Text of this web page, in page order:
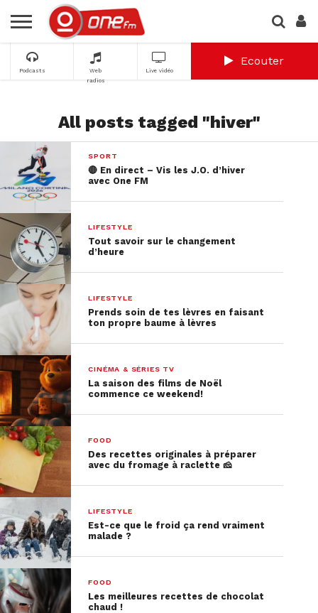
Podcasts
Web
radios
Live vidéo
Ecouter
All posts tagged "hiver"
SPORT
🔴 En direct – Vis les J.O. d’hiver
avec One FM
LIFESTYLE
Tout savoir sur le changement
d’heure
LIFESTYLE
Prends soin de tes lèvres en faisant
ton propre baume à lèvres
CINÉMA & SÉRIES TV
La saison des films de Noël
commence ce weekend!
FOOD
Des recettes originales à préparer
avec du fromage à raclette 🧀
LIFESTYLE
Est-ce que le froid ça rend vraiment
malade ?
FOOD
Les meilleures recettes de chocolat
chaud !